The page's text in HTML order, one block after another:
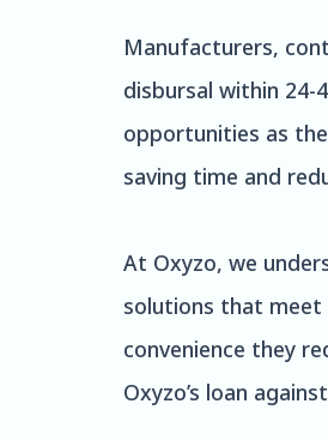
Manufacturers,
disbursal within 24-
opportunities as
saving time and
At Oxyzo, we
solutions that meet
convenience they
Oxyzo’s loan